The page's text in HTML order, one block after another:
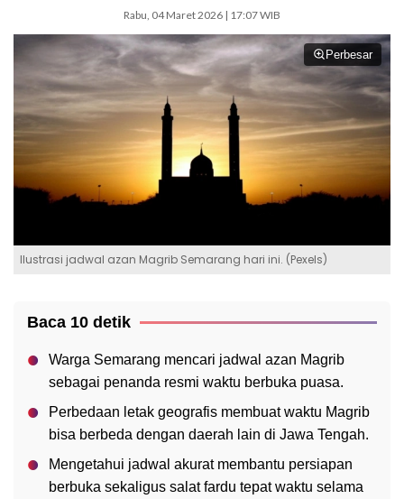
Rabu, 04 Maret 2026 | 17:07 WIB
Perbesar
Ilustrasi jadwal azan Magrib Semarang hari ini. (Pexels)
Baca 10 detik
Warga Semarang mencari jadwal azan Magrib
sebagai penanda resmi waktu berbuka puasa.
Perbedaan letak geografis membuat waktu Magrib
bisa berbeda dengan daerah lain di Jawa Tengah.
Mengetahui jadwal akurat membantu persiapan
berbuka sekaligus salat fardu tepat waktu selama